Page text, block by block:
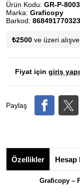
Ürün Kodu: GR-P-8003
Marka: Graficopy
Barkod:
₺2500 ve üzeri
Fiyat için giriş
Paylaş
Özellikler Hesap
Graficopy –